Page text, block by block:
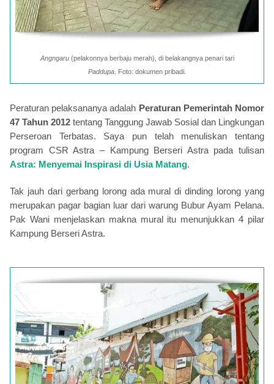
Angngaru (pelakonnya berbaju merah), di belakangnya penari tari
Paddupa . Foto: dokumen pribadi.
Peraturan pelaksananya adalah Peraturan Pemerintah Nomor
47 Tahun 2012 tentang Tanggung Jawab Sosial dan Lingkungan
Perseroan Terbatas. Saya pun telah menuliskan tentang
program CSR Astra – Kampung Berseri Astra pada tulisan
Astra: Menyemai Inspirasi di Usia Matang.
Tak jauh dari gerbang lorong ada mural di dinding lorong yang
merupakan pagar bagian luar dari warung Bubur Ayam Pelana.
Pak Wani menjelaskan makna mural itu menunjukkan 4 pilar
Kampung Berseri Astra.